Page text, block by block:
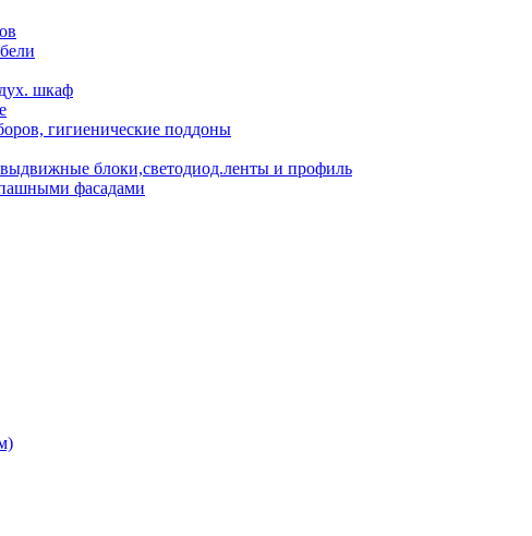
шкаф
гигиенические поддоны
блоки,светодиод.ленты и профиль
фасадами